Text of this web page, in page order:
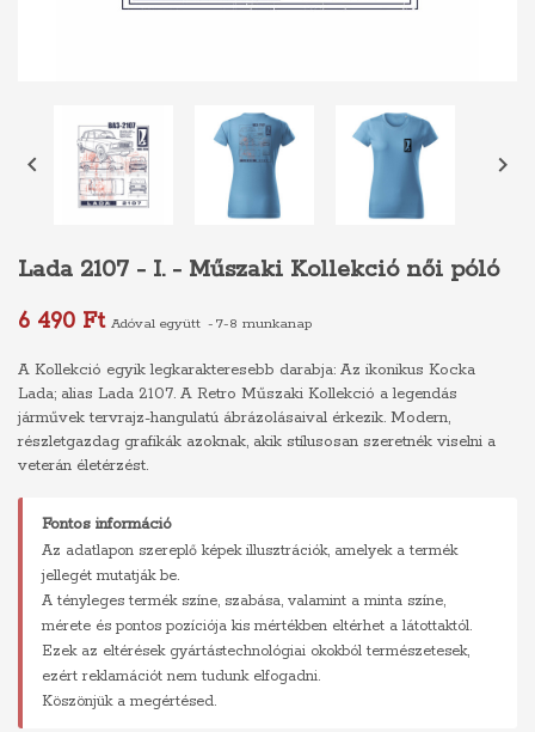
 
Lada 2107 - I. - Műszaki Kollekció női póló
6 490 Ft Adóval együtt 7-8 munkanap
A Kollekció egyik legkarakteresebb darabja: Az ikonikus Kocka
Lada; alias Lada 2107. A Retro Műszaki Kollekció a legendás
járművek tervrajz-hangulatú ábrázolásaival érkezik. Modern,
részletgazdag grafikák azoknak, akik stílusosan szeretnék viselni a
veterán életérzést.
Fontos információ
Az adatlapon szereplő képek illusztrációk, amelyek a termék
jellegét mutatják be.
A tényleges termék színe, szabása, valamint a minta színe,
mérete és pontos pozíciója kis mértékben eltérhet a látottaktól.
Ezek az eltérések gyártástechnológiai okokból természetesek,
ezért reklamációt nem tudunk elfogadni.
Köszönjük a megértésed.